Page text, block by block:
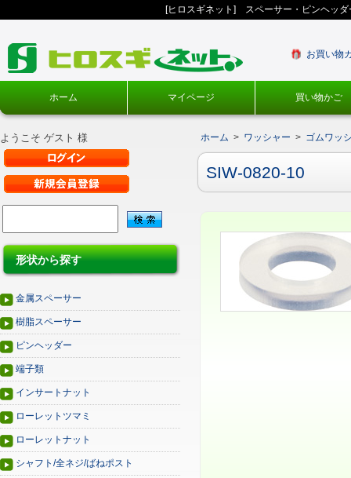
[ヒロスギネット] スペーサー・ピンヘッ
お買い物
ホーム マイページ 買い物かご
ようこそ ゲスト 様
形状から探す
金属スペーサー
樹脂スペーサー
ピンヘッダー
端子類
インサートナット
ローレットツマミ
ローレットナット
シャフト/全ネジ/ばねポスト
ホーム > ワッシャー > ゴムワッ
SIW-0820-10